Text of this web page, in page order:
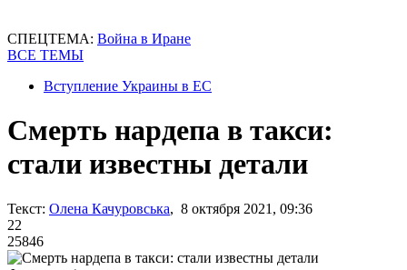
СПЕЦТЕМА: Война в Иране
ВСЕ ТЕМЫ
Вступление Украины в ЕС
Смерть нардепа в такси:
стали известны детали
Текст: Олена Качуровська, 8 октября 2021, 09:36
22
25846